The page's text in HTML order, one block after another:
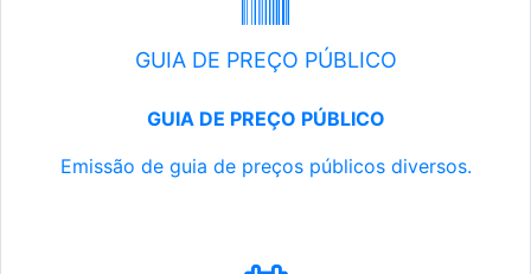
GUIA DE PREÇO PÚBLICO
GUIA DE PREÇO PÚBLICO
Emissão de guia de preços públicos diversos.